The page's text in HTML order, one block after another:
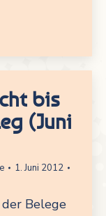
bis
(Juni
1. Juni 2012
Belege